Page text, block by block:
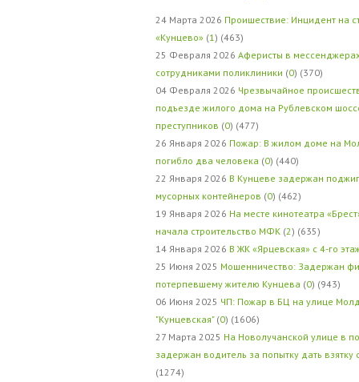
24 Марта 2026 Проишествие: Инцидент на
«Кунцево» (1 ) (463)
25 Февраля 2026 Аферисты в
сотрудниками поликлиники (0) (370)
04 Февраля 2026 Чрезвычайное
подъезде жилого дома на Рублевском
преступников (0) (477)
26 Января 2026 Пожар: В жилом доме на
погибло два человека (0) (440)
22 Января 2026 В Кунцеве задержан
мусорных контейнеров (0) (462)
19 Января 2026 На месте кинотеатра
начала строительство МФК (2) (635)
14 Января 2026 В ЖК «Ярцевская» с 4-го
25 Июня 2025 Мошенничество: Задержан
потерпевшему жителю Кунцева (0) (943)
06 Июня 2025 ЧП: Пожар в БЦ на улице
"Кунцевская" (0) (1606)
27 Марта 2025 На Новолучанской улице в
задержан водитель за попытку дать
(1274)